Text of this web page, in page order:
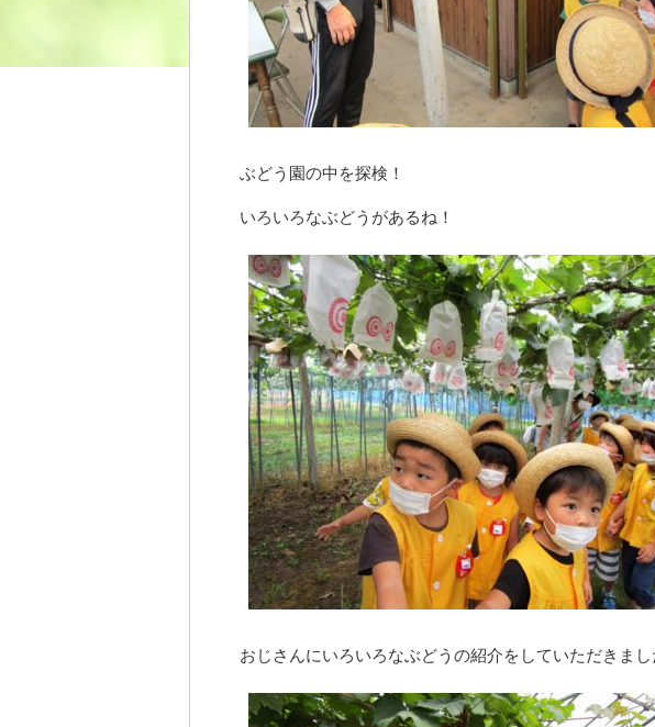
ぶどう園の中を探検！
いろいろなぶどうがあるね！
おじさんにいろいろなぶどうの紹介をしていただきまし